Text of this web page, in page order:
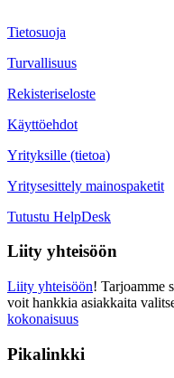
Tietosuoja
Turvallisuus
Rekisteriseloste
Käyttöehdot
Yrityksille (tietoa)
Yritysesittely mainospaketit
Tutustu HelpDesk
Liity yhteisöön
Liity yhteisöön! Tarjoamme
voit hankkia asiakkaita
kokonaisuus
Pikalinkki